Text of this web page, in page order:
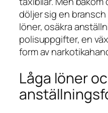
döljer sig en
löner, osäkra
polisuppgifter, en
form av
Låga löner